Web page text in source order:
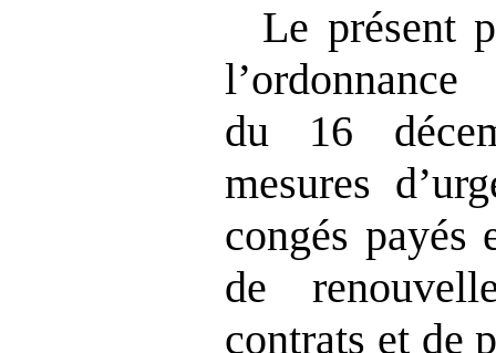
Le présent
du 16
mesures
congés payés
de
contrats et de